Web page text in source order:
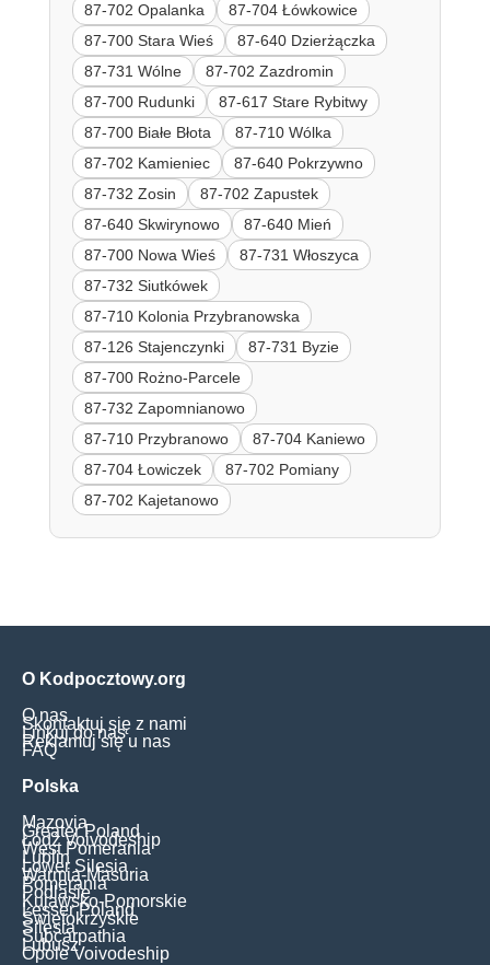
87-702 Opalanka
87-704 Łówkowice
87-700 Stara Wieś
87-640 Dzierżączka
87-731 Wólne
87-702 Zazdromin
87-700 Rudunki
87-617 Stare Rybitwy
87-700 Białe Błota
87-710 Wólka
87-702 Kamieniec
87-640 Pokrzywno
87-732 Zosin
87-702 Zapustek
87-640 Skwirynowo
87-640 Mień
87-700 Nowa Wieś
87-731 Włoszyca
87-732 Siutkówek
87-710 Kolonia Przybranowska
87-126 Stajenczynki
87-731 Byzie
87-700 Rożno-Parcele
87-732 Zapomnianowo
87-710 Przybranowo
87-704 Kaniewo
87-704 Łowiczek
87-702 Pomiany
87-702 Kajetanowo
O Kodpocztowy.org
O nas
Skontaktuj się z nami
Linkuj do nas
Reklamuj się u nas
FAQ
Polska
Mazovia
Greater Poland
Łódź Voivodeship
West Pomerania
Lublin
Lower Silesia
Warmia-Masuria
Pomerania
Podlasie
Kujawsko-Pomorskie
Lesser Poland
Świętokrzyskie
Silesia
Subcarpathia
Lubusz
Opole Voivodeship